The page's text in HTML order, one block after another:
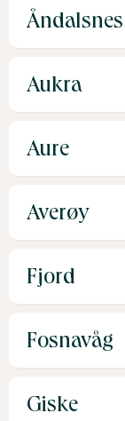
Åndalsnes
Aukra
Aure
Averøy
Fjord
Fosnavåg
Giske